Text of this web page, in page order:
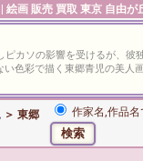
絵画 販売 買取 東京 自由が
カソの影響を受けるが、彼
色彩で描く東郷青児の美人
＞ 東郷
作家名,作品